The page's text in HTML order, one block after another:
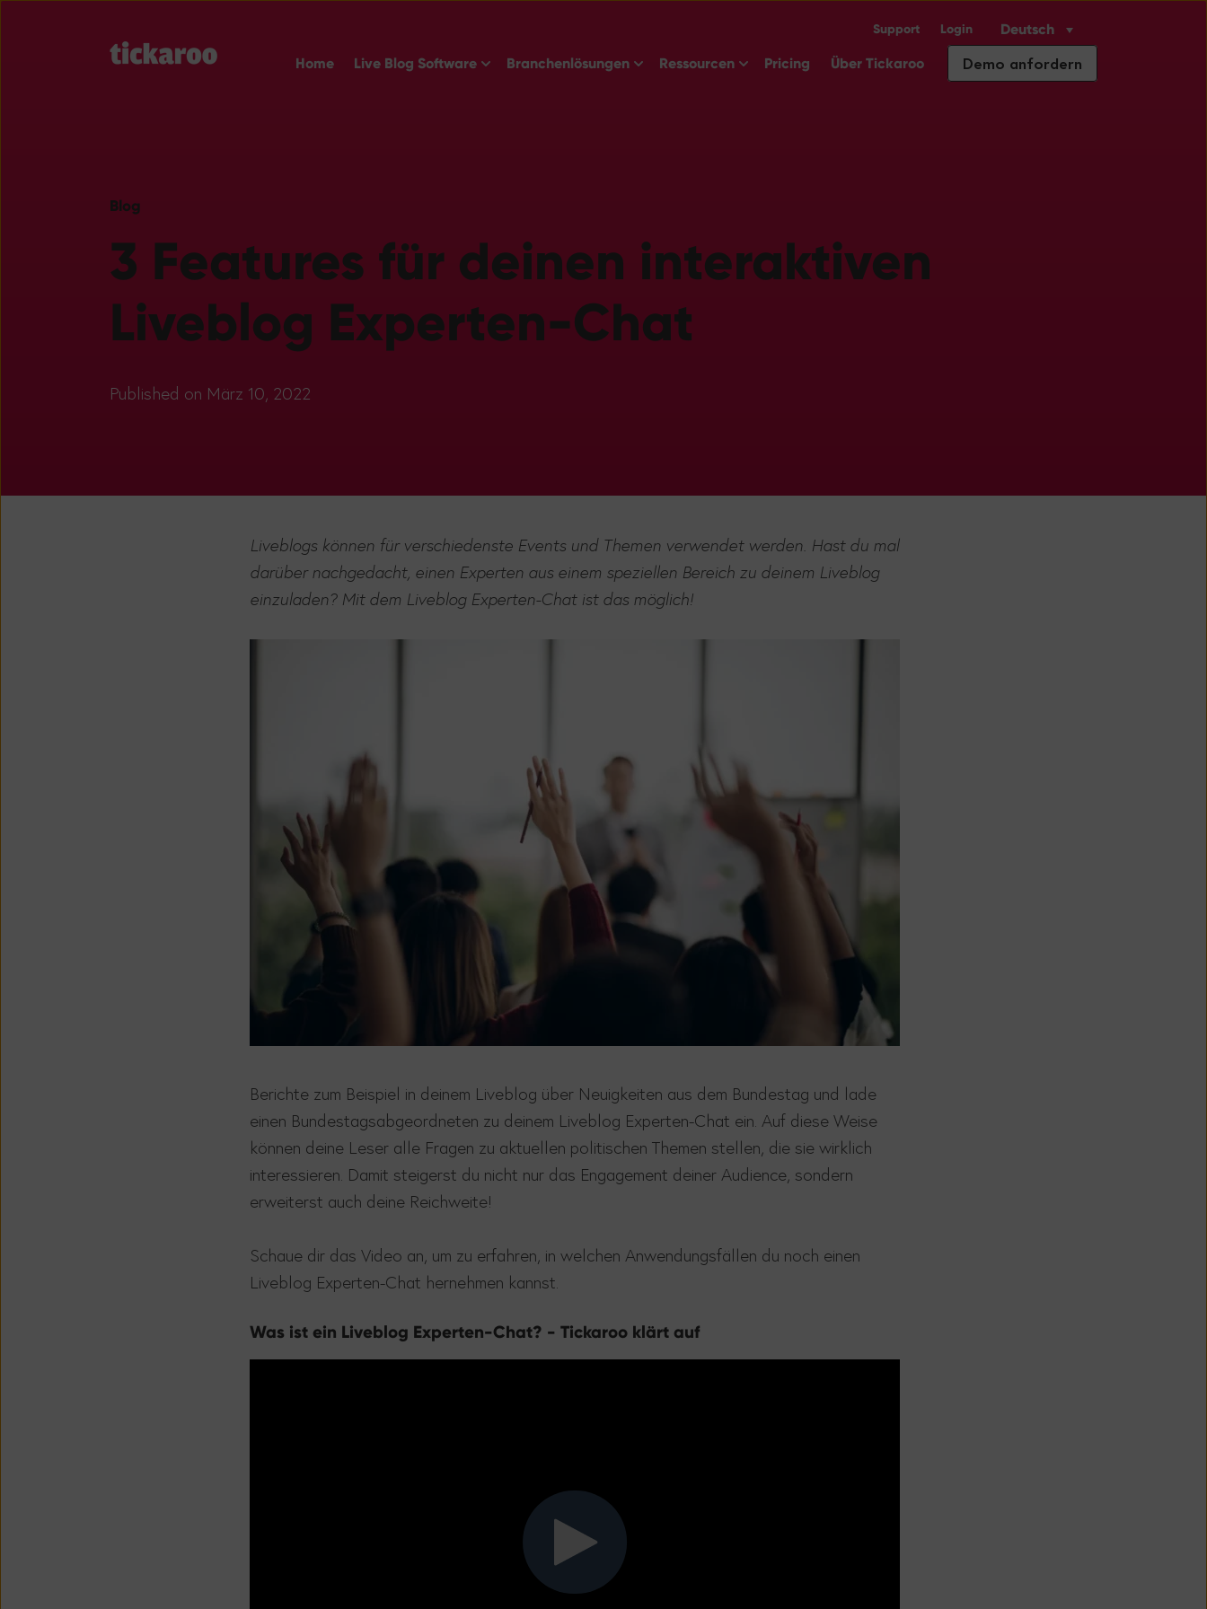
Support Login Deutsch
Home Live Blog Software Show submenu for Live Blog Software
Branchenlösungen Show submenu for Branchenlösungen
Ressourcen Show submenu for Ressourcen
Pricing Über Tickaroo Demo anfordern
Blog
3 Features für deinen interaktiven
Liveblog Experten-Chat
Published on März 10, 2022
Liveblogs können für verschiedenste Events und Themen verwendet werden. Hast du mal
darüber nachgedacht, einen Experten aus einem speziellen Bereich zu deinem Liveblog
einzuladen? Mit dem Liveblog Experten-Chat ist das möglich!
Berichte zum Beispiel in deinem Liveblog über Neuigkeiten aus dem Bundestag und lade
einen Bundestagsabgeordneten zu deinem Liveblog Experten-Chat ein. Auf diese Weise
können deine Leser alle Fragen zu aktuellen politischen Themen stellen, die sie wirklich
interessieren. Damit steigerst du nicht nur das Engagement deiner Audience, sondern
erweiterst auch deine Reichweite!
Schaue dir das Video an, um zu erfahren, in welchen Anwendungsfällen du noch einen
Liveblog Experten-Chat hernehmen kannst.
Was ist ein Liveblog Experten-Chat? - Tickaroo klärt auf